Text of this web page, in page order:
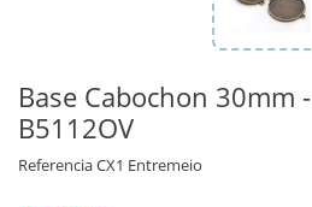
Base Cabochon 30mm -
B5112OV
ReferenciaCX1 Entremeio